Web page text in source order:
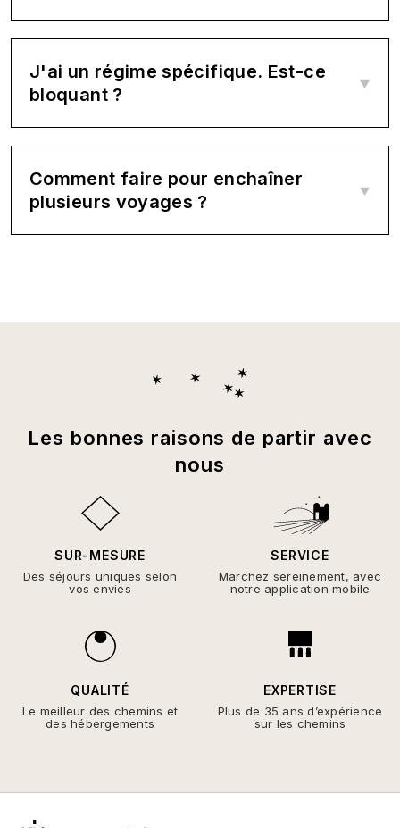
J'ai un régime spécifique. Est-ce
bloquant ?
Comment faire pour enchaîner
plusieurs voyages ?
Les bonnes raisons de partir avec
nous
SUR-MESURE
Des séjours uniques selon
vos envies
SERVICE
Marchez sereinement, avec
notre application mobile
QUALITÉ
Le meilleur des chemins et
des hébergements
EXPERTISE
Plus de 35 ans d’expérience
sur les chemins